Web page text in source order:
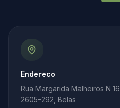
Endereco
Rua Margarida Malheiros N 16
2605-292, Belas